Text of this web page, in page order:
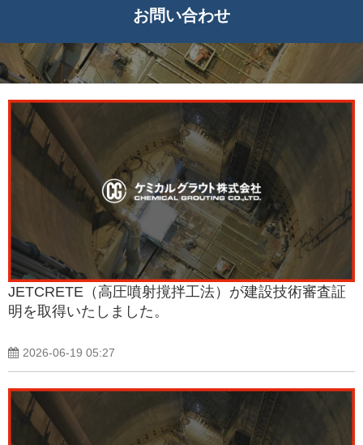
お問い合わせ
JETCRETE（高圧噴射撹拌工法）が建設技術審査証
明を取得いたしました。
2026-06-19 05:27